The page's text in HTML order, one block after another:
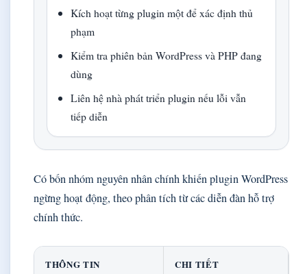
Kích hoạt từng plugin một để xác định thủ
phạm
Kiểm tra phiên bản WordPress và PHP đang
dùng
Liên hệ nhà phát triển plugin nếu lỗi vẫn
tiếp diễn
Có bốn nhóm nguyên nhân chính khiến plugin WordPress
ngừng hoạt động, theo phân tích từ các diễn đàn hỗ trợ
chính thức.
THÔNG TIN CHI TIẾT